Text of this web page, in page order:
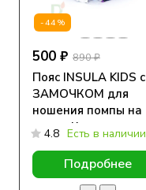
-44%
500 ₽ 890 ₽
Пояс INSULA KIDS с
ЗАМОЧКОМ для
ношения помпы на
талии Космос
4.8 Есть в наличии
Подробнее